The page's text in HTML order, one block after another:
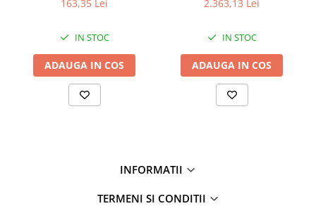
163,35 Lei
IN STOC
ADAUGA IN COS
2.363,13 Lei
IN STOC
ADAUGA IN COS
INFORMATII
TERMENI SI CONDITII